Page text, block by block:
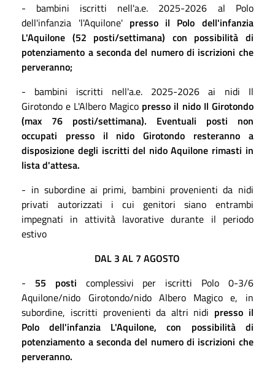
- bambini iscritti nell'a.e. 2025-2026 al Polo
dell'infanzia 'l'Aquilone' presso il Polo dell'infanzia
L'Aquilone (52 posti/settimana) con possibilità di
potenziamento a seconda del numero di iscrizioni che
perveranno;
- bambini iscritti nell'a.e. 2025-2026 ai nidi Il
Girotondo e L'Albero Magico presso il nido Il Girotondo
(max 76 posti/settimana). Eventuali posti non
occupati presso il nido Girotondo resteranno a
disposizione degli iscritti del nido Aquilone rimasti in
lista d'attesa.
- in subordine ai primi, bambini provenienti da nidi
privati autorizzati
i cui genitori siano entrambi
impegnati in attività lavorative durante il periodo
estivo
DAL 3 AL 7AGOSTO
- 55 posti complessivi per iscritti Polo 0-3/6
Aquilone/nido Girotondo/nido Albero Magico e, in
subordine, iscritti provenienti da altri nidi presso il
Polo dell'infanzia L'Aquilone,con possibilità di
potenziamento a seconda del numero di iscrizioni che
perveranno.